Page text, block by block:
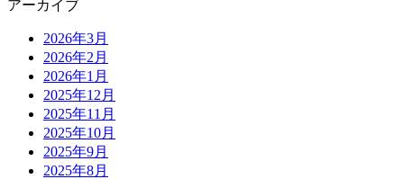
アーカイブ
2026年3月
2026年2月
2026年1月
2025年12月
2025年11月
2025年10月
2025年9月
2025年8月